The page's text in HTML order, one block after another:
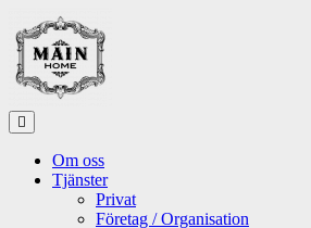
to
content
Om oss
Tjänster
Privat
Företag / Organisation